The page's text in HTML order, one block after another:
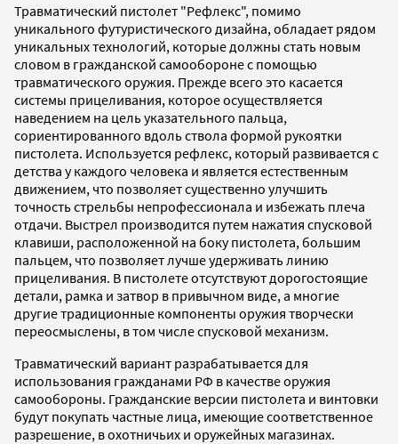
Травматический пистолет "Рефлекс", помимо
уникального футуристического дизайна, обладает рядом
уникальных технологий, которые должны стать новым
словом в гражданской самообороне с помощью
травматического оружия. Прежде всего это касается
системы прицеливания, которое осуществляется
наведением на цель указательного пальца,
сориентированного вдоль ствола формой рукоятки
пистолета. Используется рефлекс, который развивается с
детства у каждого человека и является естественным
движением, что позволяет существенно улучшить
точность стрельбы непрофессионала и избежать плеча
отдачи. Выстрел производится путем нажатия спусковой
клавиши, расположенной на боку пистолета, большим
пальцем, что позволяет лучше удерживать линию
прицеливания. В пистолете отсутствуют дорогостоящие
детали, рамка и затвор в привычном виде, а многие
другие традиционные компоненты оружия творчески
переосмыслены, в том числе спусковой механизм.
Травматический вариант разрабатывается для
использования гражданами РФ в качестве оружия
самообороны. Гражданские версии пистолета и винтовки
будут покупать частные лица, имеющие соответственное
разрешение, в охотничьих и оружейных магазинах.